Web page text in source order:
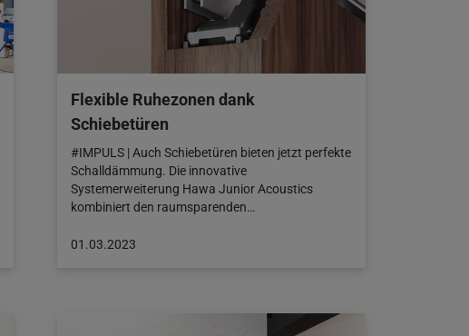
Flexible Ruhezonen dank
Schiebetüren
#IMPULS | Auch Schiebetüren bieten jetzt perfekte
Schalldämmung. Die innovative
Systemerweiterung Hawa Junior Acoustics
kombiniert den raumsparenden…
Beitrag
01.03.2023